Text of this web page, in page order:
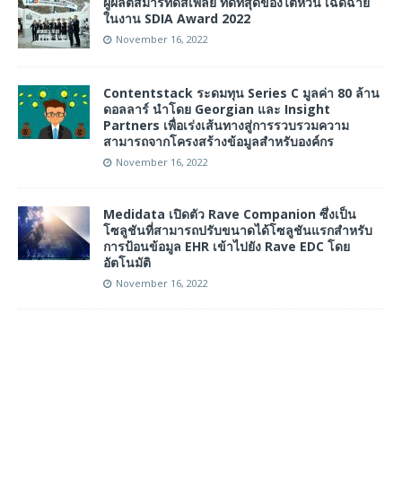
ในงาน SDIA Award 2022
November 16, 2022
Contentstack ระดมทุน Series C มูลค่า 80 ล้าน
ดอลลาร์ นำโดย Georgian และ Insight
Partners เพื่อเร่งเส้นทางสู่การรวบรวมความ
สามารถจากโครงสร้างข้อมูลสำหรับองค์กร
November 16, 2022
Medidata เปิดตัว Rave Companion ซึ่งเป็น
โซลูชันที่สามารถปรับขนาดได้โซลูชันแรกสำหรับ
การป้อนข้อมูล EHR เข้าไปยัง Rave EDC โดย
อัตโนมัติ
November 16, 2022